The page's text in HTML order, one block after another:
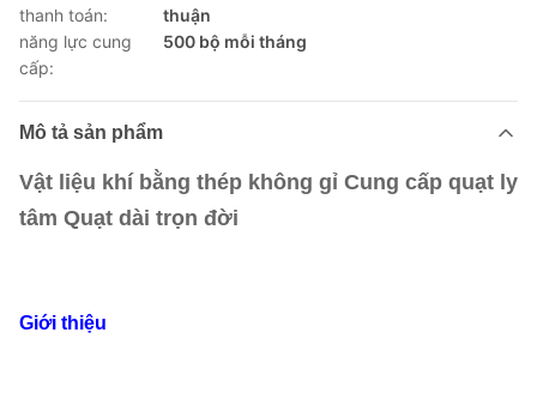
thanh toán:
thuận
năng lực cung
cấp:
500 bộ mỗi tháng
Mô tả sản phẩm
Vật liệu khí bằng thép không gỉ Cung cấp quạt ly
tâm Quạt dài trọn đời
Giới thiệu